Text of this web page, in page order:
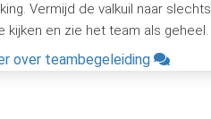
Vermijd de valkuil naar slechts
kijken en zie het team als geheel.
over teambegeleiding